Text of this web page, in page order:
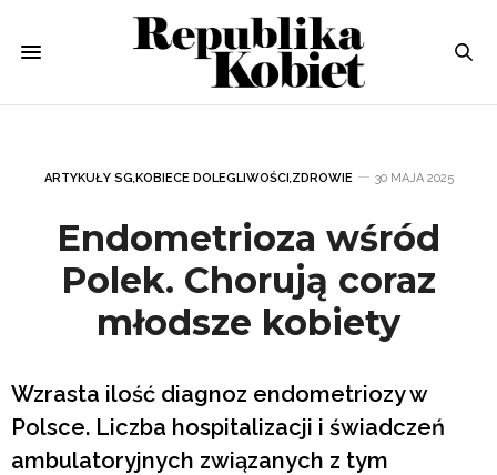
ARTYKUŁY SG,KOBIECE DOLEGLIWOŚCI,ZDROWIE 30 MAJA 2025
Endometrioza wśród
Polek. Chorują coraz
młodsze kobiety
Wzrasta ilość diagnoz endometriozy w
Polsce. Liczba hospitalizacji i świadczeń
ambulatoryjnych związanych z tym